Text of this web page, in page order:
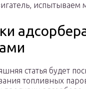
испытываем
статья будет
топливных